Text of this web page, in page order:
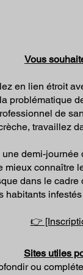
Vous
en lien étroit
problématique
de
travaillez
demi-journée
mieux connaître
dans le
habitants
👉
Sites utiles
ou